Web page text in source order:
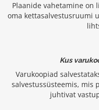
Plaanide vahetamine on
oma kettasalvestusruumi
Kus
Varukoopiad
salvestussüsteemis, mis
juhtivat